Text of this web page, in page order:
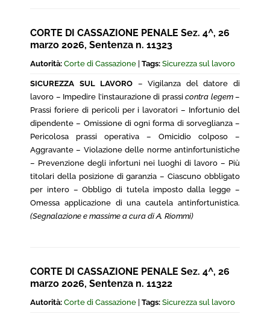
CORTE DI CASSAZIONE PENALE Sez. 4^, 26
marzo 2026, Sentenza n. 11323
Autorità: Corte di Cassazione Tags: Sicurezza sul lavoro
SICUREZZA SUL LAVORO – Vigilanza del datore di
lavoro – Impedire l’instaurazione di prassi contra legem–
Prassi foriere di pericoli per i lavoratori – Infortunio del
dipendente – Omissione di ogni forma di sorveglianza –
Pericolosa prassi operativa – Omicidio colposo –
Aggravante – Violazione delle norme antinfortunistiche
– Prevenzione degli infortuni nei luoghi di lavoro – Più
titolari della posizione di garanzia – Ciascuno obbligato
per intero – Obbligo di tutela imposto dalla legge –
Omessa applicazione di una cautela antinfortunistica.
(Segnalazione e massime a cura di A. Riommi)
CORTE DI CASSAZIONE PENALE Sez. 4^, 26
marzo 2026, Sentenza n. 11322
Autorità: Corte di Cassazione Tags: Sicurezza sul lavoro